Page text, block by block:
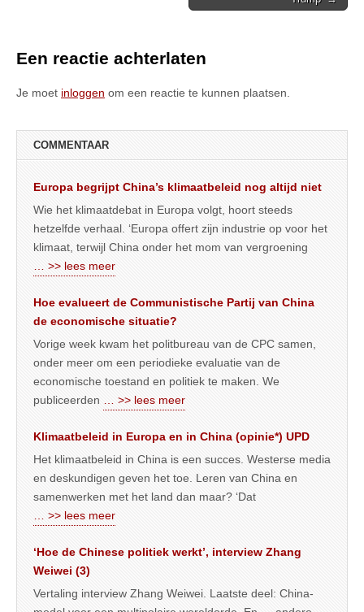
Een reactie achterlaten
Je moet inloggen om een reactie te kunnen plaatsen.
COMMENTAAR
Europa begrijpt China’s klimaatbeleid nog altijd niet
Wie het klimaatdebat in Europa volgt, hoort steeds
hetzelfde verhaal. ‘Europa offert zijn industrie op voor het
klimaat, terwijl China onder het mom van vergroening
… >> lees meer
Hoe evalueert de Communistische Partij van China
de economische situatie?
Vorige week kwam het politbureau van de CPC samen,
onder meer om een periodieke evaluatie van de
economische toestand en politiek te maken. We
publiceerden … >> lees meer
Klimaatbeleid in Europa en in China (opinie*) UPD
Het klimaatbeleid in China is een succes. Westerse media
en deskundigen geven het toe. Leren van China en
samenwerken met het land dan maar? ‘Dat
… >> lees meer
‘Hoe de Chinese politiek werkt’, interview Zhang
Weiwei (3)
Vertaling interview Zhang Weiwei. Laatste deel: China-